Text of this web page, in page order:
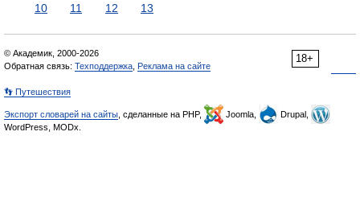
10
11 12 13
18+
© Академик, 2000-2026
Обратная связь: Техподдержка Реклама на сайте
👣 Путешествия
Экспорт словарей на сайты , сделанные на PHP, Joomla,
Drupal,
WordPress, MODx.